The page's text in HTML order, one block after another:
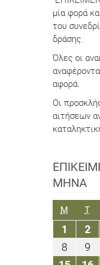
μία φορά
του
δράσης.
Όλες οι
αφορά.
Οι
αιτήσεων
ΜΉΝΑ
M ΔΕΥΤΈΡΑ
T
1
2021
22
8 9